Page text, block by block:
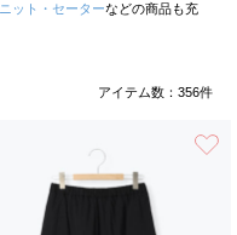
ニット・セーターなどの商品も充
アイテム数： 356件